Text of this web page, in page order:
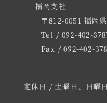
福岡支社
〒812-0051 福岡
Tel / 092-402-
Fax / 092-402-
定休日 / 土曜日、日曜